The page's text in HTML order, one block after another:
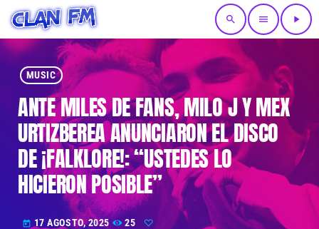
search menu play_arrow
MUSIC
ANTE MILES DE FANS, MILO J Y MEX
URTIZBEREA ANUNCIARON EL DISCO
DE ¡FALKLORE!: “USTEDES LO
HICIERON POSIBLE”
today 17 AGOSTO, 2025 25